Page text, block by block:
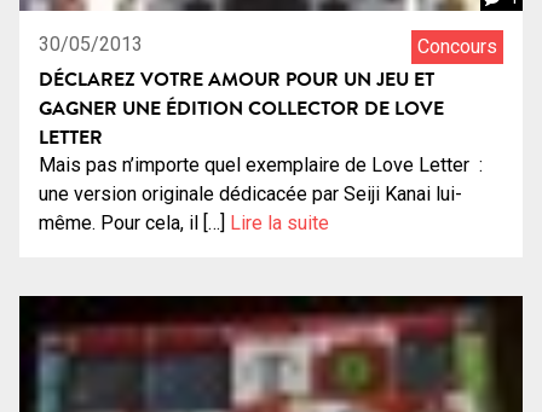
30/05/2013 Concours
DÉCLAREZ VOTRE AMOUR POUR UN JEU ET
GAGNER UNE ÉDITION COLLECTOR DE LOVE
LETTER
Mais pas n’importe quel exemplaire de Love Letter :
une version originale dédicacée par Seiji Kanai lui-
même. Pour cela, il […] Lire la suite